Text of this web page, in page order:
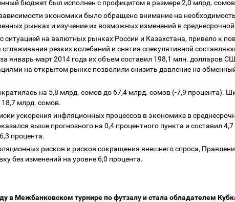
бюджет был исполнен с профицитом в размере 2,0 млрд.
экономики было обращено внимание на
рынках и изучение их возможных изменений в среднесрочной
ситуацией на валютных рынках России и Казахстана, привело к
резких колебаний и снятия спекулятивной
январь-март 2014 года их объем составил 198,1 млн. долларов
на открытом рынке позволили снизить давление на
на 5,8 млрд. сомов до 67,4 млрд. сомов (-7,9 процента).
млрд. сомов.
ускорения инфляционных процессов в экономике в
выше прогнозного на 0,4 процентного пункта и составил
процента.
рисков и рисков сокращения внешнего спроса,
без изменений на уровне 6,0 процента.
в Межбанковском турнире по футзалу и стала обладателем